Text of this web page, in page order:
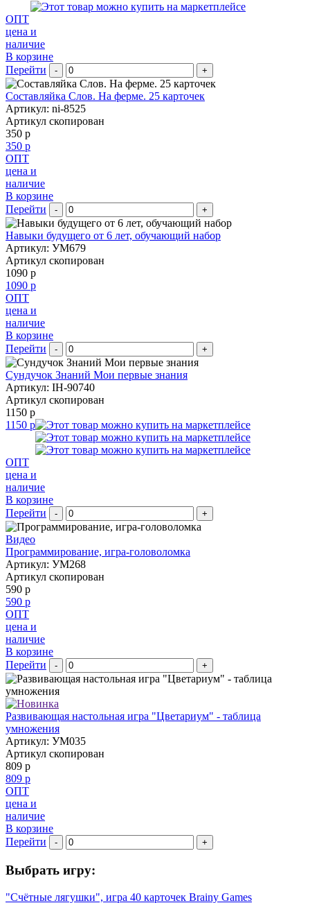
ОПТ
цена и
наличие
В корзине
Перейти
- +
Составляйка Слов. На ферме. 25 карточек
Артикул: ni-8525
Артикул скопирован
350 р
350 р
ОПТ
цена и
наличие
В корзине
Перейти
- +
Навыки будущего от 6 лет, обучающий набор
Артикул: УМ679
Артикул скопирован
1090 р
1090 р
ОПТ
цена и
наличие
В корзине
Перейти
- +
Сундучок Знаний Мои первые знания
Артикул: IH-90740
Артикул скопирован
1150 р
1150 р
ОПТ
цена и
наличие
В корзине
Перейти
- +
Видео
Программирование, игра-головоломка
Артикул: УМ268
Артикул скопирован
590 р
590 р
ОПТ
цена и
наличие
В корзине
Перейти
- +
Развивающая настольная игра "Цветариум" - таблица
умножения
Артикул: УМ035
Артикул скопирован
809 р
809 р
ОПТ
цена и
наличие
В корзине
Перейти
- +
Выбрать игру:
"Счётные лягушки", игра 40 карточек Brainy Games